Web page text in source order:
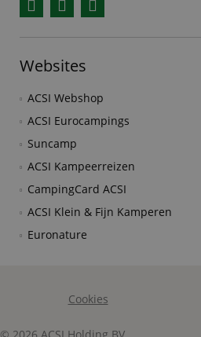
Websites
ACSI Webshop
ACSI Eurocampings
Suncamp
ACSI Kampeerreizen
CampingCard ACSI
ACSI Klein & Fijn Kamperen
Euronature
Cookies